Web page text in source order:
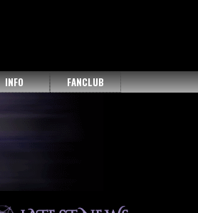
INFO FANCLUB